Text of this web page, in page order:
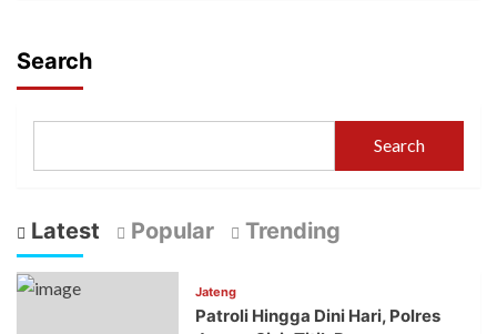
Search
Search
Latest Popular Trending
Jateng
Patroli Hingga Dini Hari, Polres